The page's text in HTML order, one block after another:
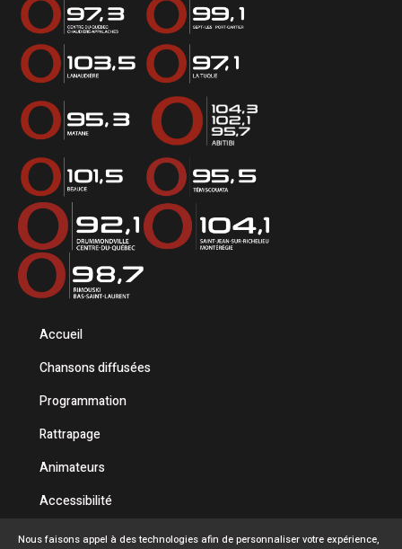
Accueil
Chansons diffusées
Programmation
Rattrapage
Animateurs
Accessibilité
Politique de confidentialité
Nous faisons appel à des technologies afin de personnaliser votre expérience,